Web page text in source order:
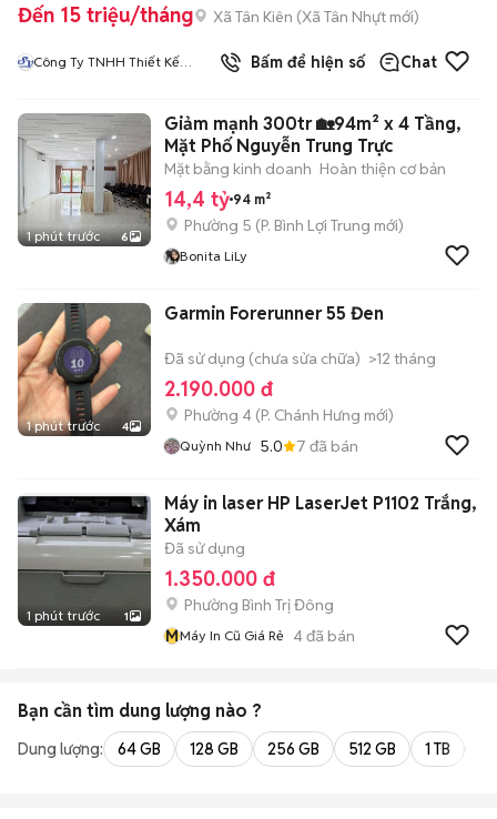
Đến 15 triệu/tháng Xã Tân Kiên (Xã Tân Nhựt mới)
Công Ty TNHH Thiết Kế
Bấm để hiện số Chat
1 phút trước 6
Giảm mạnh 300tr 🏡94m² x 4 Tầng,
Mặt Phố Nguyễn Trung Trực
Mặt bằng kinh doanh Hoàn thiện cơ bản
14,4 tỷ 94 m²
Phường 5 (P. Bình Lợi Trung mới)
Bonita LiLy
1 phút trước 4
Garmin Forerunner 55 Đen
Đã sử dụng (chưa sửa chữa) >12 tháng
2.190.000 đ
Phường 4 (P. Chánh Hưng mới)
Quỳnh Như 5.0 7 đã bán
1 phút trước 1
Máy in laser HP LaserJet P1102 Trắng,
Xám
Đã sử dụng
1.350.000 đ
Phường Bình Trị Đông
MMáy In Cũ Giá Rẻ 4đã bán
Bạn cần tìm dung lượng nào ?
Dung lượng: 64 GB 128 GB 256 GB 512 GB 1 TB